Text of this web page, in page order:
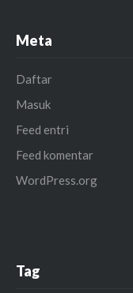
Meta
Daftar
Masuk
Feed entri
Feed komentar
WordPress.org
Tag